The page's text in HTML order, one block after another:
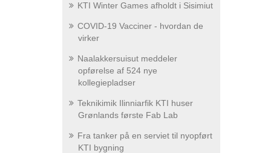
KTI Winter Games afholdt i Sisimiut
COVID-19 Vacciner - hvordan de
virker
Naalakkersuisut meddeler
opførelse af 524 nye
kollegiepladser
Teknikimik Ilinniarfik KTI huser
Grønlands første Fab Lab
Fra tanker på en serviet til nyopført
KTI bygning